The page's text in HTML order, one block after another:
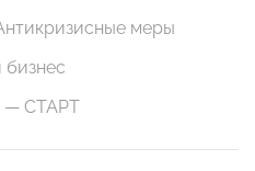
меры
СТАРТ